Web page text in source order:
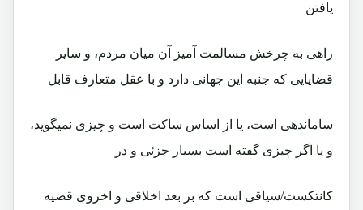
یافتن
راهی به چرخش مسالمت آمیز آن میان مردم، و سایر
قضایایی که جنبه این جهانی دارد و با عقل متعارف قابل
ساماندهی است، یا از اساس ساکت است و چیزی نمیگوید،
و یا اگر چیزی گفته است بسیار جزئی و در
کانتکست/سیاقی است که بر بعد اخلاقی و اخروی قضیه